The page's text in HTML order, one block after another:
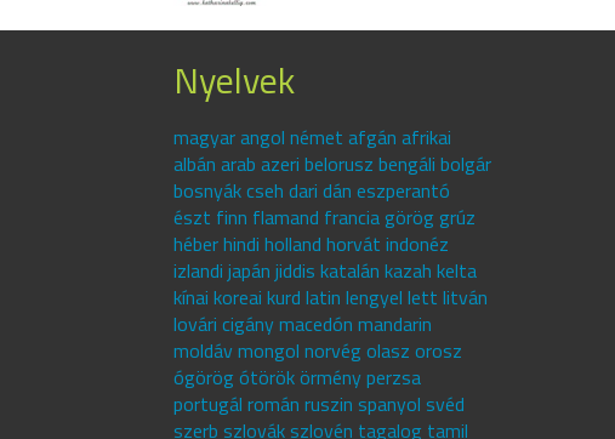
Nyelvek
magyar angol német afgán afrikai
albán arab azeri belorusz bengáli bolgár
bosnyák cseh dari dán eszperantó
észt finn flamand francia görög grúz
héber hindi holland horvát indonéz
izlandi japán jiddis katalán kazah kelta
kínai koreai kurd latin lengyel lett litván
lovári cigány macedón mandarin
moldáv mongol norvég olasz orosz
ógörög ótörök örmény perzsa
portugál román ruszin spanyol svéd
szerb szlovák szlovén tagalog tamil